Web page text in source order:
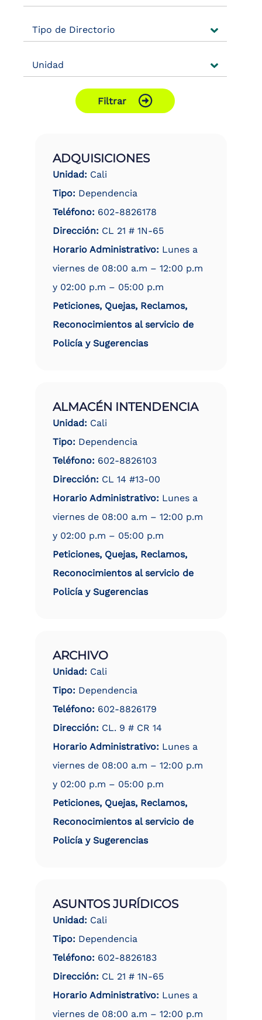
navigate
Tipo de Directorio
Unidad
Filtrar
ADQUISICIONES
Unidad: Cali
Tipo: Dependencia
Teléfono: 602-8826178
Dirección: CL 21 # 1N-65
Horario Administrativo: Lunes a
viernes de 08:00 a.m – 12:00 p.m
y 02:00 p.m – 05:00 p.m
Peticiones, Quejas, Reclamos,
Reconocimientos al servicio de
Policía y Sugerencias
ALMACÉN INTENDENCIA
Unidad: Cali
Tipo: Dependencia
Teléfono: 602-8826103
Dirección: CL 14 #13-00
Horario Administrativo: Lunes a
viernes de 08:00 a.m – 12:00 p.m
y 02:00 p.m – 05:00 p.m
Peticiones, Quejas, Reclamos,
Reconocimientos al servicio de
Policía y Sugerencias
ARCHIVO
Unidad: Cali
Tipo: Dependencia
Teléfono: 602-8826179
Dirección: CL. 9 # CR 14
Horario Administrativo: Lunes a
viernes de 08:00 a.m – 12:00 p.m
y 02:00 p.m – 05:00 p.m
Peticiones, Quejas, Reclamos,
Reconocimientos al servicio de
Policía y Sugerencias
ASUNTOS JURÍDICOS
Unidad: Cali
Tipo: Dependencia
Teléfono: 602-8826183
Dirección: CL 21 # 1N-65
Horario Administrativo: Lunes a
viernes de 08:00 a.m – 12:00 p.m